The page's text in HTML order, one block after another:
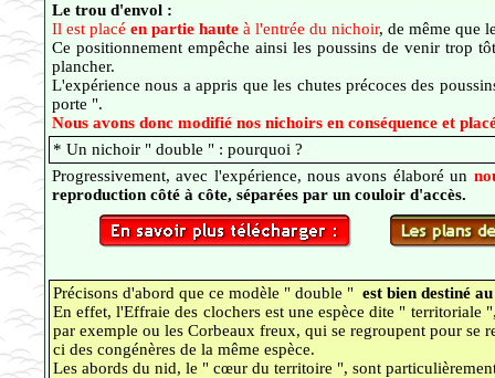
Le trou d'envol :
Il est placé en partie haute à l'entrée du nichoir, de même que
Ce positionnement empêche ainsi les poussins de venir trop
plancher.
L'expérience nous a appris que les chutes précoces des
porte ".
Nous avons donc modifié nos nichoirs en conséquence et
* Un nichoir " double " : pourquoi ?
Progressivement, avec l'expérience, nous avons élaboré un
reproduction côté à côte, séparées par un couloir d'accès.
Précisons d'abord que ce modèle " double " est bien destiné
En effet, l'Effraie des clochers est une espèce dite "
par exemple ou les Corbeaux freux, qui se regroupent pour se
ci des congénères de la même espèce.
Les abords du nid, le " cœur du territoire ", sont